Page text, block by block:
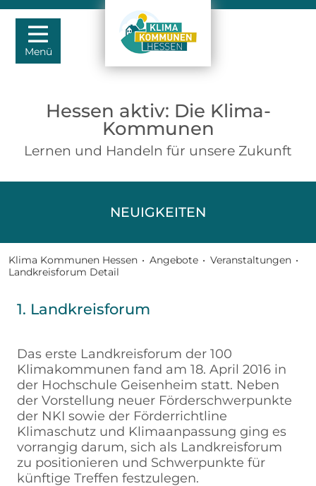
Menü
Hessen aktiv: Die Klima-
Kommunen
Lernen und Handeln für unsere Zukunft
NEUIGKEITEN
Klima Kommunen Hessen • Angebote • Veranstaltungen •
Landkreisforum Detail
1. Landkreisforum
Das erste Landkreisforum der 100
Klimakommunen fand am 18. April 2016 in
der Hochschule Geisenheim statt. Neben
der Vorstellung neuer Förderschwerpunkte
der NKI sowie der Förderrichtline
Klimaschutz und Klimaanpassung ging es
vorrangig darum, sich als Landkreisforum
zu positionieren und Schwerpunkte für
künftige Treffen festzulegen.